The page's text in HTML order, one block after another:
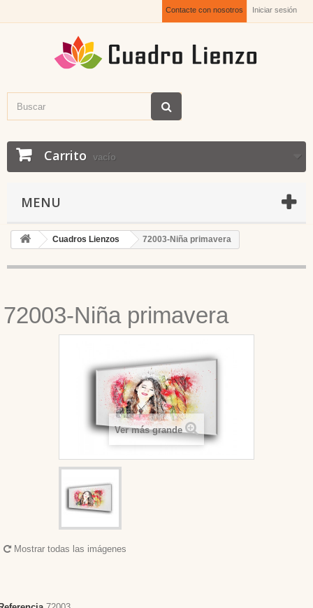
Iniciar sesión
Contacte con nosotros
Carrito vacío
MENU
Cuadros Lienzos 72003-Niña primavera
72003-Niña primavera
Ver más grande
Mostrar todas las imágenes